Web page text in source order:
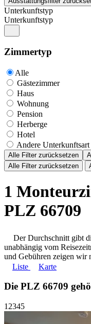
Unterkunftstyp
Unterkunftstyp
Zimmertyp
Alle
Gästezimmer
Haus
Wohnung
Pension
Herberge
Hotel
Andere Unterkunftsart
Alle Filter zurücksetzen
Alle Filter zurücksetzen
1
PLZ 66709
Der Durchschnitt gibt
unabhängig vom
und Gebühren zeigen wir
Liste
Karte
Die PLZ 66709
1 2345